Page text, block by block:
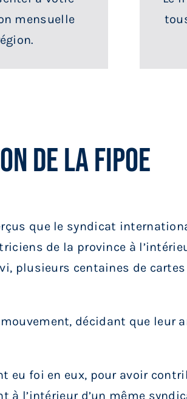
mensuelle
DE LA FIPOE
que le syndicat
de la province à
plusieurs centaines de
décidant que leur
eu foi en eux, pour avoir
à l’intérieur d’un même